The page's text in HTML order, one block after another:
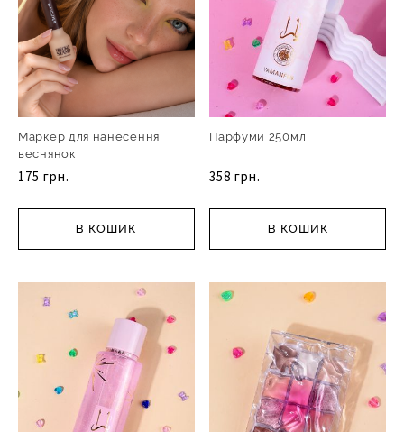
Маркер для нанесення
веснянок
175 грн.
В КОШИК
Парфуми 250мл
358 грн.
В КОШИК